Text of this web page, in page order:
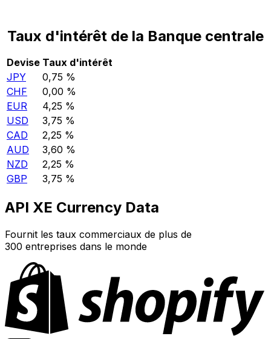
Taux d'intérêt de la Banque centrale
Devise Taux d'intérêt
JPY
0,75 %
CHF
0,00 %
EUR
4,25 %
USD
3,75 %
CAD
2,25 %
AUD
3,60 %
NZD
2,25 %
GBP
3,75 %
API XE Currency Data
Fournit les taux commerciaux de plus de
300 entreprises dans le monde